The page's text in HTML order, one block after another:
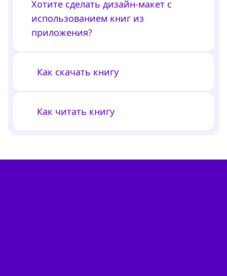
Хотите сделать дизайн-макет с
использованием книг из
приложения?
Как скачать книгу
Как читать книгу